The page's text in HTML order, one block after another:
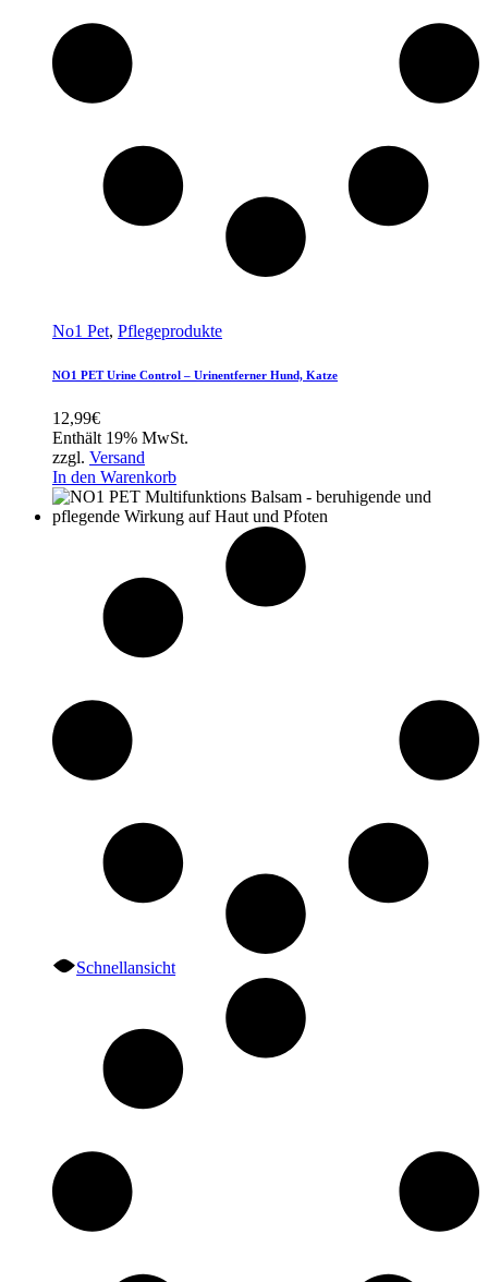
No1 Pet, Pflegeprodukte
NO1 PET Urine Control – Urinentferner Hund, Katze
12,99€
Enthält 19% MwSt.
zzgl. Versand
In den Warenkorb
Schnellansicht